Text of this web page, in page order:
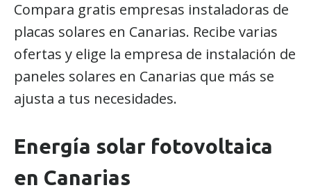
Compara gratis empresas instaladoras de
placas solares en Canarias. Recibe varias
ofertas y elige la empresa de instalación de
paneles solares en Canarias que más se
ajusta a tus necesidades.
Energía solar fotovoltaica
en Canarias